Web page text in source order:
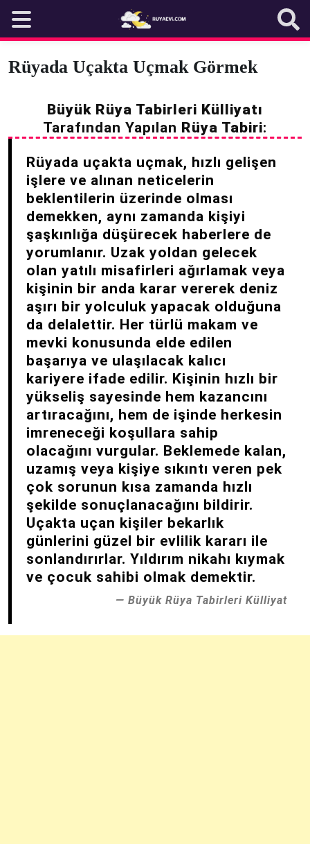
content
Rüyada Uçakta Uçmak Görmek
Büyük Rüya Tabirleri Külliyatı
Tarafından Yapılan Rüya Tabiri:
Rüyada uçakta uçmak, hızlı gelişen
işlere ve alınan neticelerin
beklentilerin üzerinde olması
demekken, aynı zamanda kişiyi
şaşkınlığa düşürecek haberlere de
yorumlanır. Uzak yoldan gelecek
olan yatılı misafirleri ağırlamak veya
kişinin bir anda karar vererek deniz
aşırı bir yolculuk yapacak olduğuna
da delalettir. Her türlü makam ve
mevki konusunda elde edilen
başarıya ve ulaşılacak kalıcı
kariyere ifade edilir. Kişinin hızlı bir
yükseliş sayesinde hem kazancını
artıracağını, hem de işinde herkesin
imreneceği koşullara sahip
olacağını vurgular. Beklemede kalan,
uzamış veya kişiye sıkıntı veren pek
çok sorunun kısa zamanda hızlı
şekilde sonuçlanacağını bildirir.
Uçakta uçan kişiler bekarlık
günlerini güzel bir evlilik kararı ile
sonlandırırlar. Yıldırım nikahı kıymak
ve çocuk sahibi olmak demektir.
Büyük Rüya Tabirleri Külliyat